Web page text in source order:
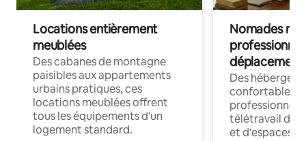
Locations entièrement
meublées
Des cabanes de montagne
paisibles aux appartements
urbains pratiques, ces
locations meublées offrent
tous les équipements d'un
logement standard.
Nomades
déplacement
Des
confortables
professionnels
télétravail
et d'espaces